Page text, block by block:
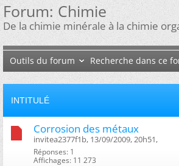
Forum:Chimie
De la chimie minérale à la chimie
Outils du forum Recherche dans ce
INTITULÉ
Corrosion des métaux
invitea2377f1b, 13/09/2009, 20h51, ‎
Réponses: 1
Affichages: 11 273